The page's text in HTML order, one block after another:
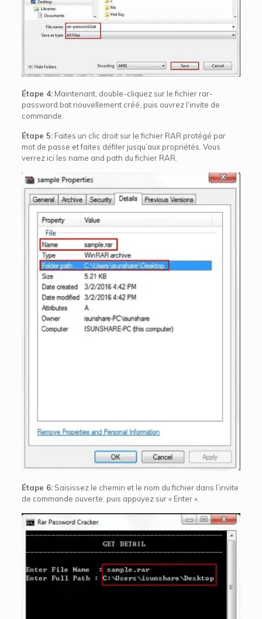
Étape 4:Maintenant, double-cliquez sur le fichier rar-
password.bat nouvellement créé, puis ouvrez l’invite de
commande.
Étape 5:Faites un clic droit sur le fichier RAR protégé par
mot de passe et faites défiler jusqu’aux propriétés. Vous
verrez ici les name and path du fichier RAR.
Étape 6:Saisissez le chemin et le nom du fichier dans l’invite
de commande ouverte, puis appuyez sur « Enter ».